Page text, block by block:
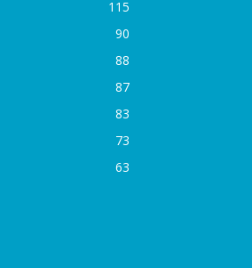
115
90
88
87
83
73
63